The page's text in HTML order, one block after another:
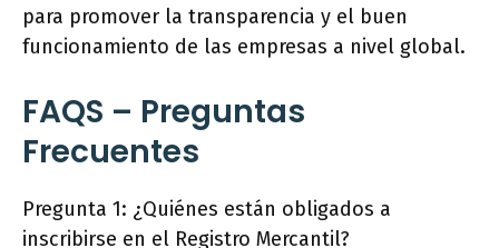
para promover la transparencia y el buen
funcionamiento de las empresas a nivel global.
FAQS – Preguntas
Frecuentes
Pregunta 1: ¿Quiénes están obligados a
inscribirse en el Registro Mercantil?